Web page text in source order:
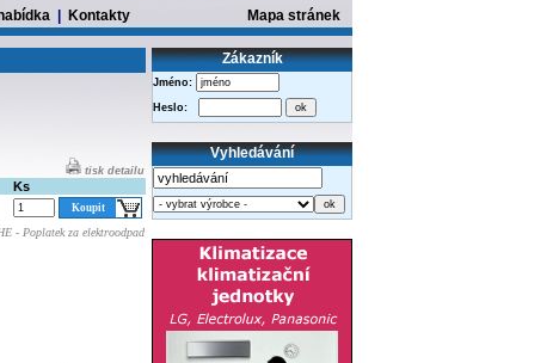
Kontakty Mapa stránek
tisk detailu
Ks
- Poplatek za elektroodpad
Zákazník
Jméno:
Heslo:
Vyhledávání